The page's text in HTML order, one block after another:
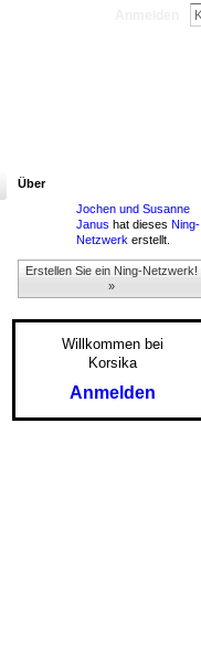
Über
Jochen und Susanne
Janus hat dieses Ning-
Netzwerk erstellt.
Erstellen Sie ein Ning-Netzwerk!
»
Willkommen bei
Korsika
Anmelden